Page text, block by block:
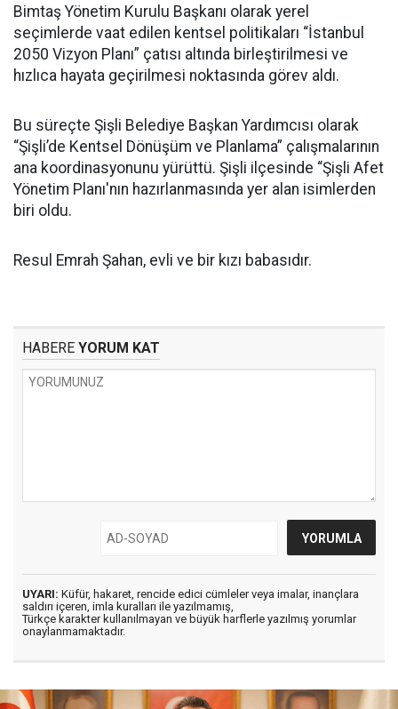
Bimtaş Yönetim Kurulu Başkanı olarak yerel
seçimlerde vaat edilen kentsel politikaları “İstanbul
2050 Vizyon Planı” çatısı altında birleştirilmesi ve
hızlıca hayata geçirilmesi noktasında görev aldı.
Bu süreçte Şişli Belediye Başkan Yardımcısı olarak
“Şişli’de Kentsel Dönüşüm ve Planlama” çalışmalarının
ana koordinasyonunu yürüttü. Şişli ilçesinde “Şişli Afet
Yönetim Planı'nın hazırlanmasında yer alan isimlerden
biri oldu.
Resul Emrah Şahan, evli ve bir kızı babasıdır.
HABERE YORUM KAT
UYARI: Küfür, hakaret, rencide edici cümleler veya imalar, inançlara
saldırı içeren, imla kuralları ile yazılmamış,
Türkçe karakter kullanılmayan ve büyük harflerle yazılmış yorumlar
onaylanmamaktadır.